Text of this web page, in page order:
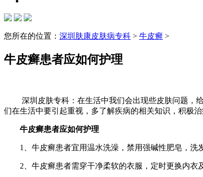
您所在的位置： 深圳肤康皮肤病专科 > 牛皮癣 >
牛皮癣患者应如何护理
深圳皮肤专科：在生活中我们会出现些皮肤问题，给
们在生活中要引起重视，多了解疾病的相关知识，积极
牛皮癣患者应如何护理
1、牛皮癣患者宜用温水洗澡，禁用强碱性肥皂，洗
2、牛皮癣患者需穿干净柔软的衣服，定时更换内衣及